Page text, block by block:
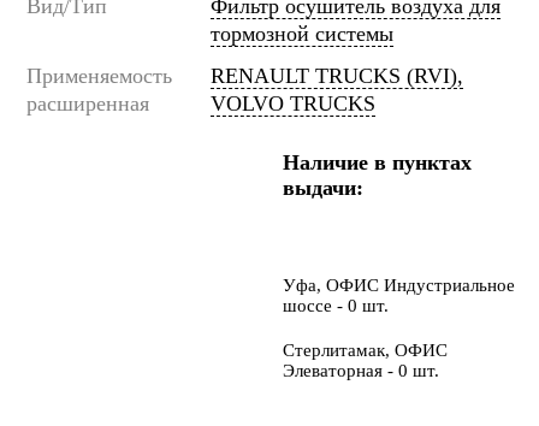
Вид/Тип
Фильтр осушитель воздуха для
тормозной системы
Применяемость
расширенная
RENAULT TRUCKS (RVI),
VOLVO TRUCKS
Наличие в пунктах
выдачи:
Уфа, ОФИС Индустриальное
шоссе - 0 шт.
Стерлитамак, ОФИС
Элеваторная - 0 шт.